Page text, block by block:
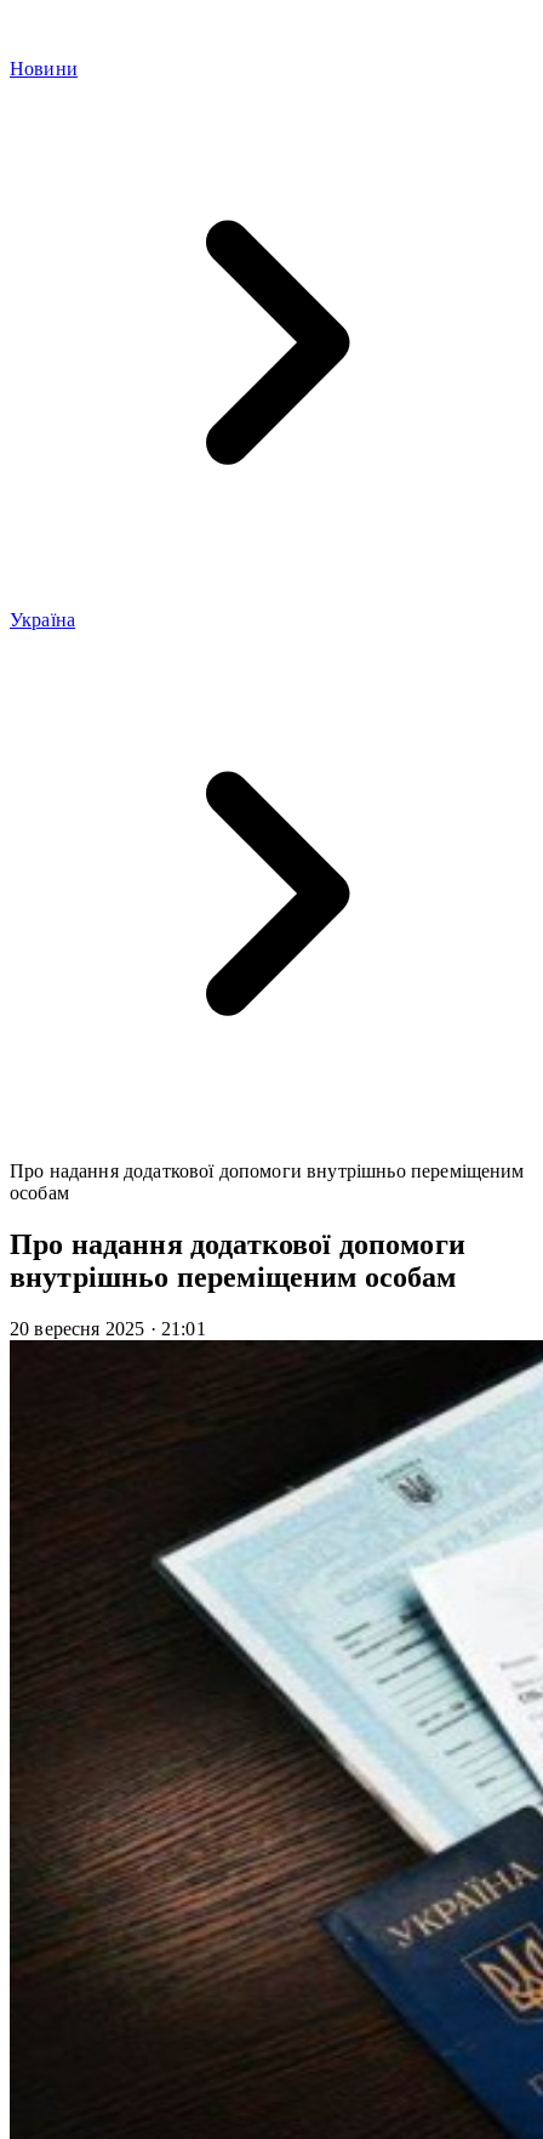
Новини
Україна
Про надання додаткової допомоги внутрішньо переміщеним
особам
Про надання додаткової допомоги
внутрішньо переміщеним особам
20 вересня 2025 · 21:01